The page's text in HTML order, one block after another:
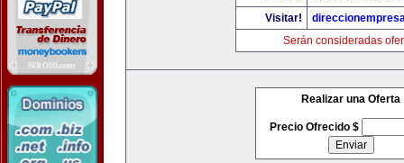
Visitar!
Serán consideradas
Realizar una Oferta
Precio Ofrecido $